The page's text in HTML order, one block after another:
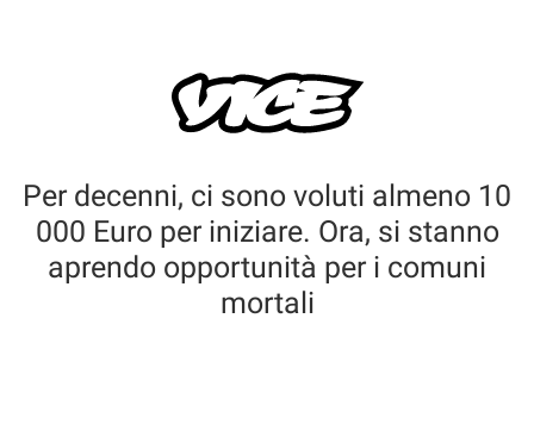
Per decenni, ci sono voluti almeno 10
000 Euro per iniziare. Ora, si stanno
aprendo opportunità per i comuni
mortali